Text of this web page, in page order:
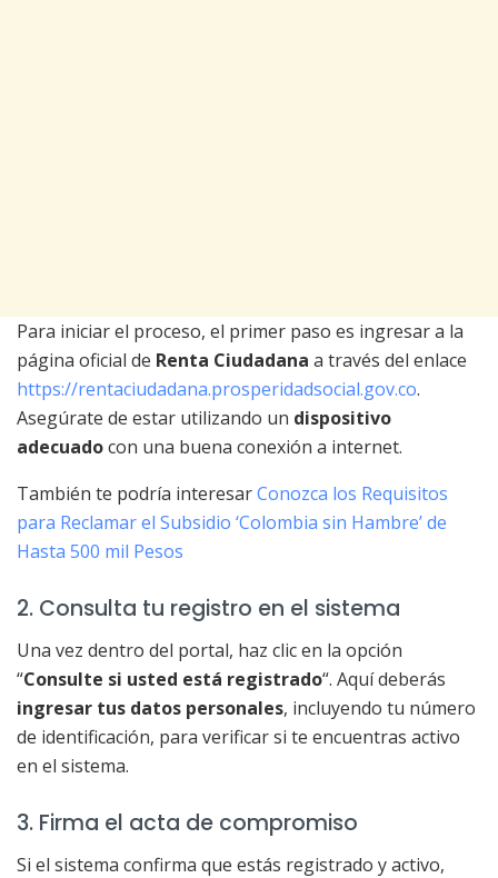
Para iniciar el proceso, el primer paso es ingresar a la
página oficial de Renta Ciudadana a través del enlace
https://rentaciudadana.prosperidadsocial.gov.co.
Asegúrate de estar utilizando un dispositivo
adecuadocon una buena conexión a internet.
También te podría interesarConozca los Requisitos
para Reclamar el Subsidio ‘Colombia sin Hambre’ de
Hasta 500 mil Pesos
2. Consulta tu registro en el sistema
Una vez dentro del portal, haz clic en la opción
“Consulte si usted está registrado“. Aquí deberás
ingresar tus datos personales, incluyendo tu número
de identificación, para verificar si te encuentras activo
en el sistema.
3. Firma el acta de compromiso
Si el sistema confirma que estás registrado y activo,